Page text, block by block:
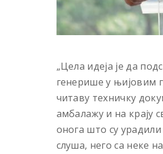
„Цела идеја је да
генерише у њијовим
читаву техничку
амбалажу и на крају
онога што су
слуша, него са неке